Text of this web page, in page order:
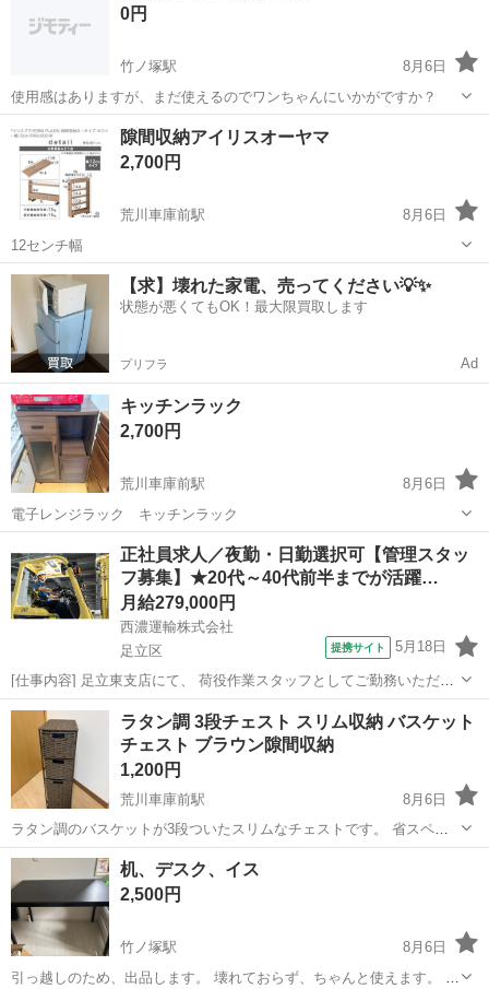
0円
竹ノ塚駅
8月6日
使用感はありますが、まだ使えるのでワンちゃんにいかがですか？
東京 足立区 竹ノ塚駅 寝具 敷布団
隙間収納アイリスオーヤマ
2,700円
荒川車庫前駅
8月6日
12センチ幅
東京 足立区 荒川車庫前駅 収納家具
【求】壊れた家電、売ってください💡✨
状態が悪くてもOK！最大限買取します
プリフラ Ad
キッチンラック
2,700円
荒川車庫前駅
8月6日
電子レンジラック キッチンラック
足立区 荒川車庫前駅 収納家具 ラック
正社員求人／夜勤・日勤選択可【管理スタッ
フ募集】★20代～40代前半までが活躍…
月給279,000円
西濃運輸株式会社
足立区
提携サイト 5月18日
[仕事内容] 足立東支店にて、 荷役作業スタッフとしてご勤務いただき
ます。 【具体的な業務】 ・プラットホームでの荷扱い作業 ・トラッ
クからの荷卸し（リフトや手作業） ・荷物の方面別仕分け、積み込み
作業 ・大型トラックへの...
東京 足立区 工場
ラタン調 3段チェスト スリム収納 バスケット
チェスト ブラウン隙間収納
1,200円
荒川車庫前駅
8月6日
ラタン調のバスケットが3段ついたスリムなチェストです。 省スペー
スで収納力があり、リビングや洗面所など様々な場所で活躍します。
目立った傷や汚れはなく、まだまだ綺麗にお使いいただけます。 【素
材】スチールフレーム、ラタン調...
東京 足立区 荒川車庫前駅
机、デスク、イス
2,500円
竹ノ塚駅
8月6日
引っ越しのため、出品します。 壊れておらず、ちゃんと使えます。 デ